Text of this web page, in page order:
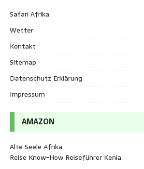
Safari Afrika
Wetter
Kontakt
Sitemap
Datenschutz Erklärung
Impressum
AMAZON
Alte Seele Afrika
Reise Know-How Reiseführer Kenia